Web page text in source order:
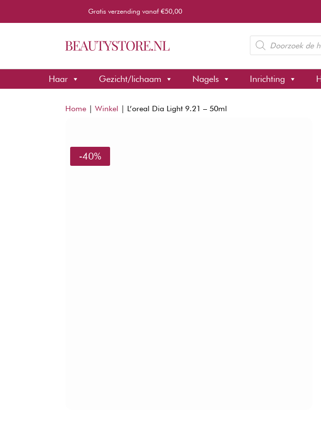
Gratis verzending vanaf €50,00
Producten
zoeken
Haar Gezicht/lichaam Nagels Inrichting
Home |Winkel | L’oreal Dia Light 9.21 – 50ml
-40%